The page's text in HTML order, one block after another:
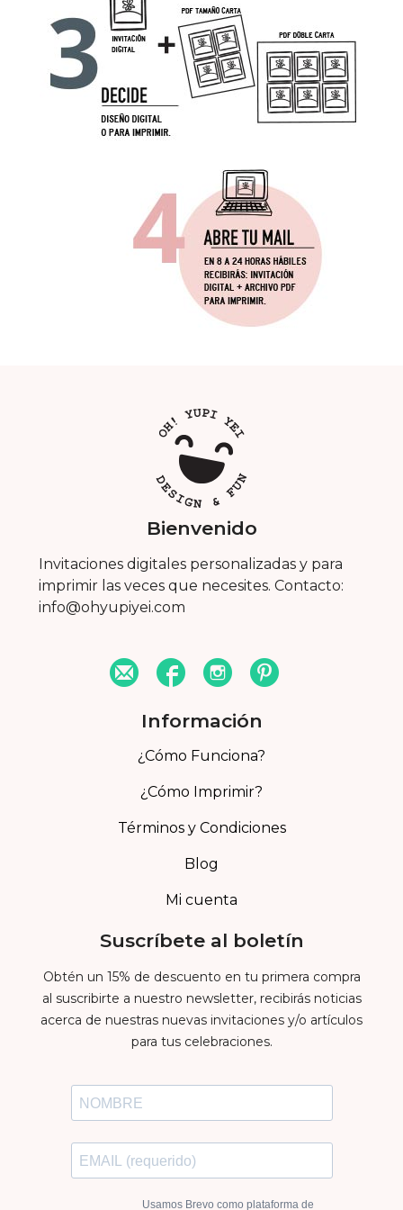
Bienvenido
Invitaciones digitales personalizadas y para
imprimir las veces que necesites. Contacto:
info@ohyupiyei.com
Información
¿Cómo Funciona?
¿Cómo Imprimir?
Términos y Condiciones
Blog
Mi cuenta
Suscríbete al boletín
Obtén un 15% de descuento en tu primera compra
al suscribirte a nuestro newsletter, recibirás noticias
acerca de nuestras nuevas invitaciones y/o artículos
para tus celebraciones.